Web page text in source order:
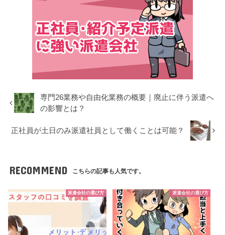
専門26業務や自由化業務の概要｜廃止に伴う派遣へ
の影響とは？
正社員が土日のみ派遣社員として働くことは可能？
RECOMMEND こちらの記事も人気です。
派遣会社の選び方 派遣会社の選び方